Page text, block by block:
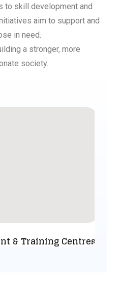
to skill development and
aim to support and
in need.
a stronger, more
society.
& Training Centres